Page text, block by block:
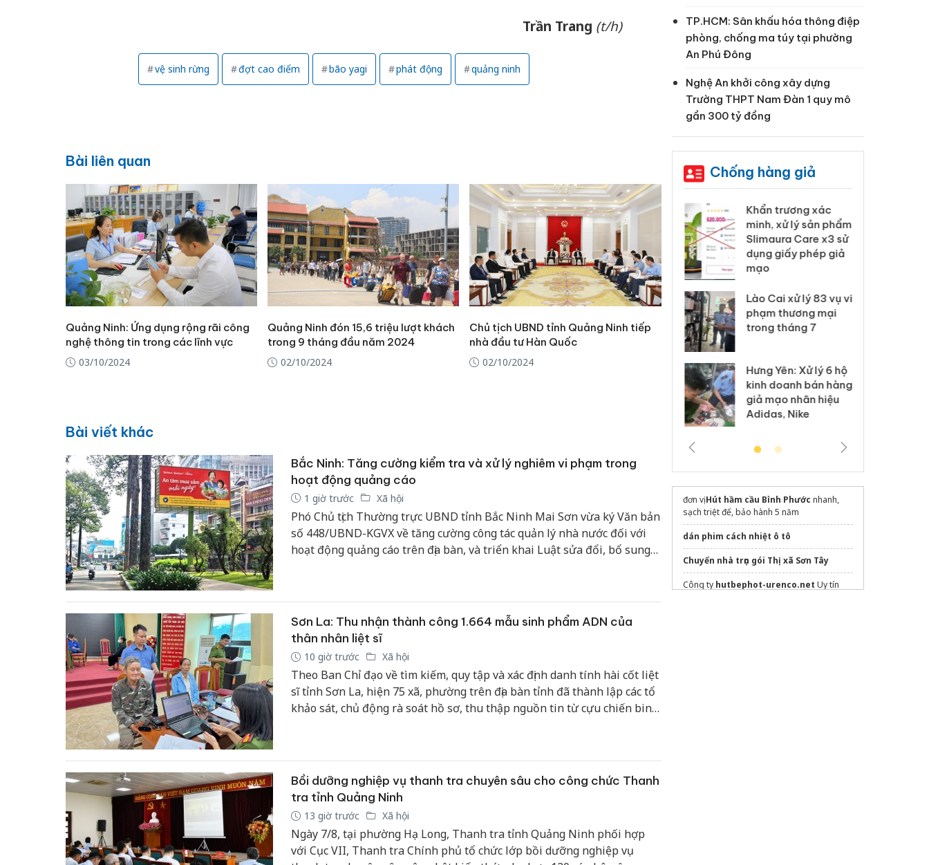
Trần Trang (t/h)
vệ sinh rừng đợt cao điểm bão yagi phát động quảng ninh
Bài liên quan
Quảng Ninh: Ứng dụng rộng rãi công
nghệ thông tin trong các lĩnh vực
03/10/2024
Quảng Ninh đón 15,6 triệu lượt khách
trong 9 tháng đầu năm 2024
02/10/2024
Chủ tịch UBND tỉnh Quảng Ninh tiếp
nhà đầu tư Hàn Quốc
02/10/2024
Bài viết khác
Bắc Ninh: Tăng cường kiểm tra và xử lý nghiêm vi phạm trong
hoạt động quảng cáo
1 giờ trước Xã hội
Phó Chủ tịch Thường trực UBND tỉnh Bắc Ninh Mai Sơn vừa ký Văn bản
số 448/UBND-KGVX về tăng cường công tác quản lý nhà nước đối với
hoạt động quảng cáo trên địa bàn, và triển khai Luật sửa đổi, bổ sung
Sơn La: Thu nhận thành công 1.664 mẫu sinh phẩm ADN của
thân nhân liệt sĩ
10 giờ trước Xã hội
Theo Ban Chỉ đạo về tìm kiếm, quy tập và xác định danh tính hài cốt liệt
sĩ tỉnh Sơn La, hiện 75 xã, phường trên địa bàn tỉnh đã thành lập các tổ
khảo sát, chủ động rà soát hồ sơ, thu thập nguồn tin từ cựu chiến binh
Bồi dưỡng nghiệp vụ thanh tra chuyên sâu cho công chức Thanh
tra tỉnh Quảng Ninh
13 giờ trước Xã hội
Ngày 7/8, tại phường Hạ Long, Thanh tra tỉnh Quảng Ninh phối hợp
với Cục VII, Thanh tra Chính phủ tổ chức lớp bồi dưỡng nghiệp vụ
TP.HCM: Sân khấu hóa thông điệp
phòng, chống ma túy tại phường
An Phú Đông
Nghệ An khởi công xây dựng
Trường THPT Nam Đàn 1 quy mô
gần 300 tỷ đồng
Chống hàng giả
Cà Mau: Tiêu hủy
công khai hàng ngàn
sản phẩm nhập lậu,
bảo vệ môi trường
kinh doanh
Công an Thanh Hóa
án sản xuất, buôn
bán yến sào giả
Khẩn trương xác
minh, xử lý sản phẩm
Slimaura Care x3 sử
dụng giấy phép giả
mạo
Lào Cai xử lý 83 vụ vi
phạm thương mại
trong tháng 7
Hưng Yên: Xử lý 6 hộ
kinh doanh bán hàng
giả mạo nhãn hiệu
Adidas, Nike
đơn vịHút hầm cầu Bình Phước nhanh,
sạch triệt để, bảo hành 5 năm
dán phim cách nhiệt ô tô
Chuyển nhà trọn gói Thị xã Sơn Tây
Công ty hutbephot-urenco.net Uy tín